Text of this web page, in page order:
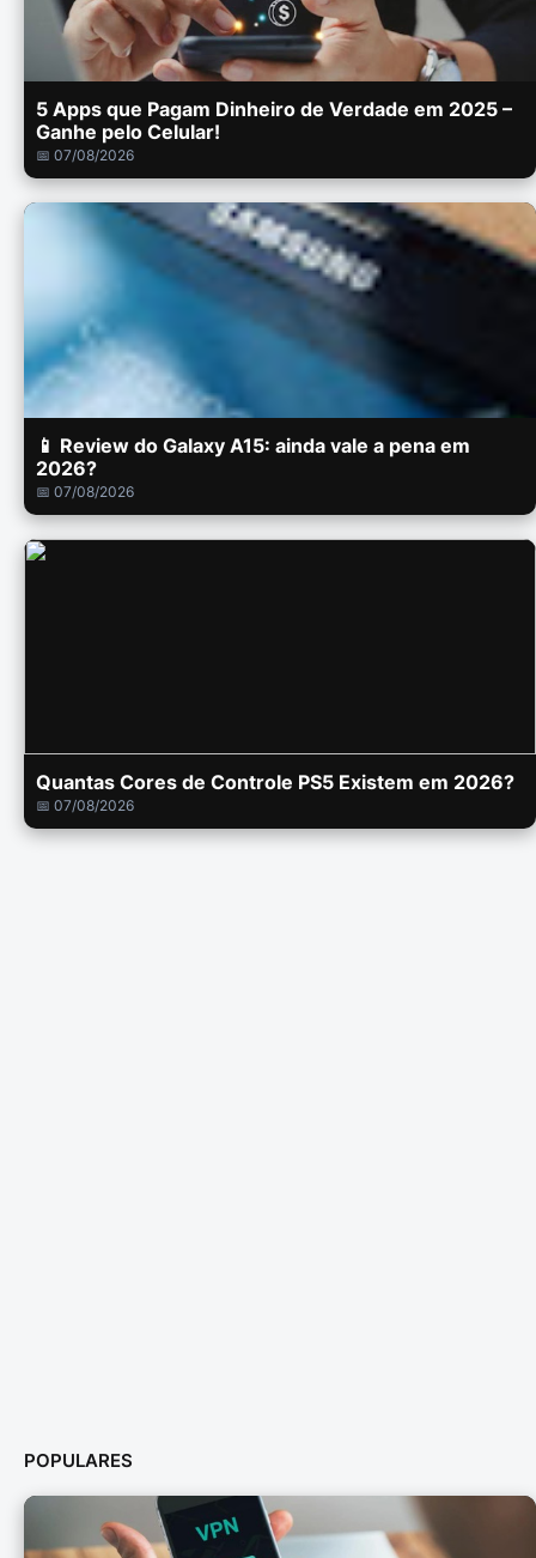
5 Apps que Pagam Dinheiro de Verdade em 2025 –
Ganhe pelo Celular!
📅 07/08/2026
📱 Review do Galaxy A15: ainda vale a pena em
2026?
📅 07/08/2026
Quantas Cores de Controle PS5 Existem em 2026?
📅 07/08/2026
POPULARES